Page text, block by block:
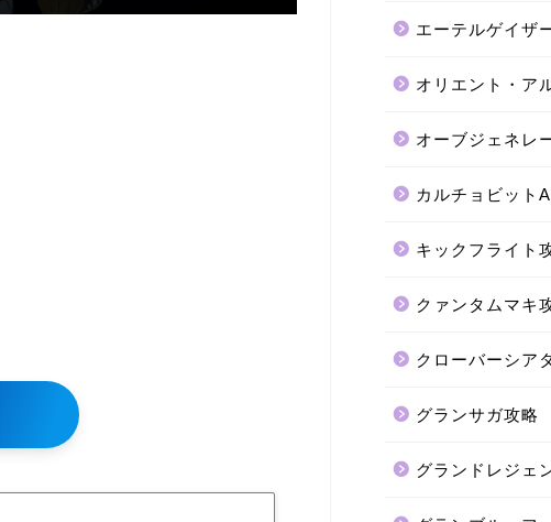
エーテルゲイザ
オリエント・ア
オーブジェネレ
カルチョビット
キックフライト
クァンタムマキ
クローバーシア
グランサガ攻略
グランドレジェ